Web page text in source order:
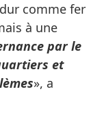
comme fer
à une
par le
et
», a